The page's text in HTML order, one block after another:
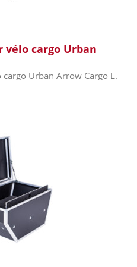
vélo cargo Urban
Urban Arrow Cargo L.